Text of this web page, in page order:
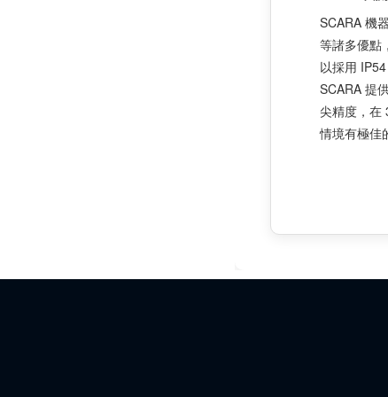
SCARA 機
等諸多優點
以採用
SCARA 提
尖精度，在
情境有極佳